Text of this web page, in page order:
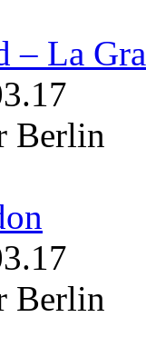
– La
Berlin
Berlin